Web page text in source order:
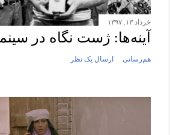
ظ
ر
خرداد ۱۳, ۱۳۹۷
آینه‌ها: ژست نگاه در
هم‌رسانی ارسال یک نظر